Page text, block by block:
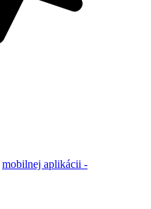
mobilnej aplikácii -